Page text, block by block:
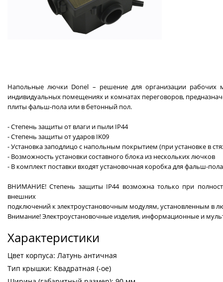
Напольные лючки Donel – решение для организации рабочих
индивидуальных помещениях и комнатах переговоров,
плиты фальш-пола или в бетонный пол.
- Степень защиты от влаги и пыли IP44
- Степень защиты от ударов IK09
- Установка заподлицо с напольным покрытием (при установке в
- Возможность установки составного блока из нескольких лючков
- В комплект поставки входят установочная коробка для фальш-
ВНИМАНИЕ! Степень защиты IP44 возможна только при
внешних
подключений к электроустановочным модулям, установленным в
Внимание! Электроустановочные изделия, информационные и
Характеристики
Цвет корпуса: Латунь античная
Тип крышки: Квадратная (-ое)